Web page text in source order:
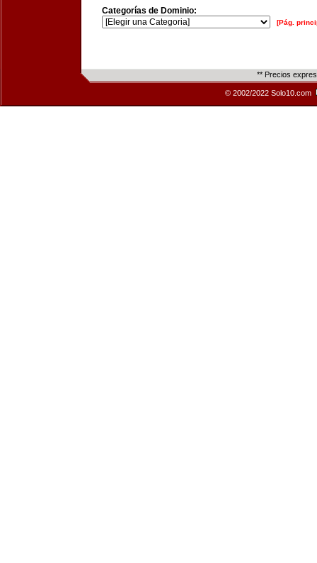
Categorías de Dominio:
[Pág.
** Precios
© 2002/2022 Solo10.com